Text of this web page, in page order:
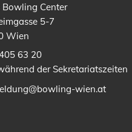
Bowling Center
5-7
Wien
63 20
der Sekretariatszeiten
wien.at